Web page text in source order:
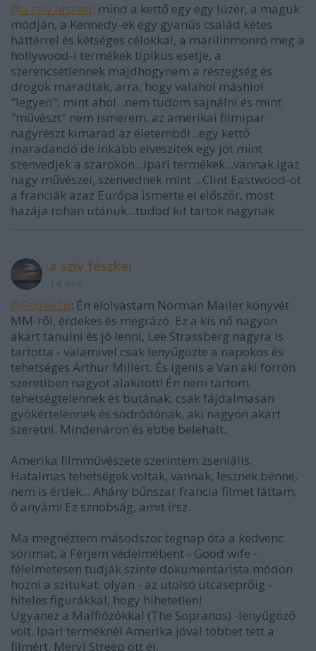
@a szív fészkei: mind a kettő egy egy lúzer, a maguk
módján, a Kennedy-ek egy gyanús család kétes
háttérrel és kétséges célokkal, a marilinmonró meg a
hollywood-i termékek tipikus esetje, a
szerencsétlennek majdhogynem a részegség és
drogok maradtak, arra, hogy valahol máshiol
"legyen", mint ahol...nem tudom sajnálni és mint
"művészt" nem ismerem, az amerikai filmipar
nagyrészt kimarad az életemből...egy kettő
maradandó de inkább elveszítek egy jót mint
szenvedjek a szarokon...ipari termékek...vannak igaz
nagy művészei, szenvednek mint ...Clint Eastwood-ot
a franciák azaz Európa ismerte el először, most
hazája rohan utánuk...tudod kit tartok nagynak
a szív fészkei
@Rodeo36: Én elolvastam Norman Mailer könyvét
MM-ről, érdekes és megrázó. Ez a kis nő nagyon
akart tanulni és jó lenni, Lee Strassberg nagyra is
tartotta - valamivel csak lenyűgözte a napokos és
tehetséges Arthur Millert. És igenis a Van aki forrón
szeretiben nagyot alakított! Én nem tartom
tehetségtelennek és butának, csak fájdalmasan
gyökértelennek és sodródónak, aki nagyon akart
szeretni. Mindenáron és ebbe belehalt.
Amerika filmművészete szerintem zseniális.
Hatalmas tehetségek voltak, vannak, lesznek benne,
nem is értlek... Ahány bűnszar francia filmet láttam,
ó anyám! Ez sznobság, amit írsz.
Ma megnéztem másodszor tegnap óta a kedvenc
sorimat, a Férjem védelmébent - Good wife -
félelmetesen tudják szinte dokumentarista módon
hozni a szitukat, olyan - az utolsó utcaseprőig -
hiteles figurákkal, hogy hihetetlen!
Ugyanez a Maffiózókkal (The Sopranos) -lenyűgöző
volt. Ipari terméknél Amerika jóval többet tett a
filmért. Meryl Streep ott él.